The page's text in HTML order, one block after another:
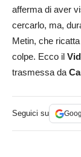
afferma di aver
cercarlo, ma,
Metin, che
colpe. Ecco il
trasmessa da
Seguici su